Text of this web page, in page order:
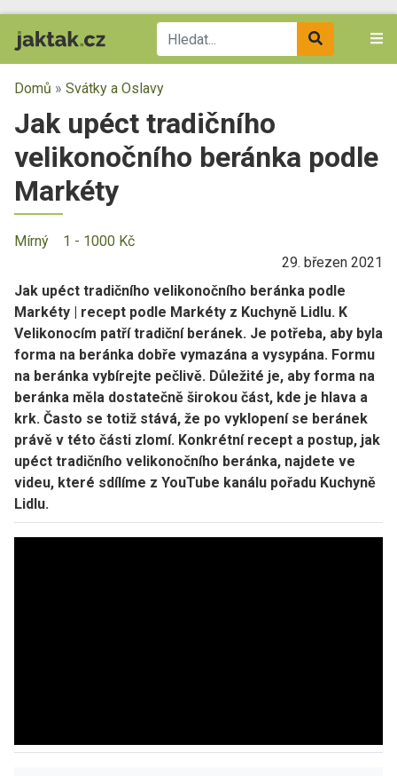
Domů » Svátky a Oslavy
Jak upéct tradičního
velikonočního beránka podle
Markéty
Mírný
1 - 1000 Kč
29. březen 2021
Jak upéct tradičního velikonočního beránka podle
Markéty | recept podle Markéty z Kuchyně Lidlu. K
Velikonocím patří tradiční beránek. Je potřeba, aby byla
forma na beránka dobře vymazána a vysypána. Formu
na beránka vybírejte pečlivě. Důležité je, aby forma na
beránka měla dostatečně širokou část, kde je hlava a
krk. Často se totiž stává, že po vyklopení se beránek
právě v této části zlomí. Konkrétní recept a postup, jak
upéct tradičního velikonočního beránka, najdete ve
videu, které sdílíme z YouTube kanálu pořadu Kuchyně
Lidlu.